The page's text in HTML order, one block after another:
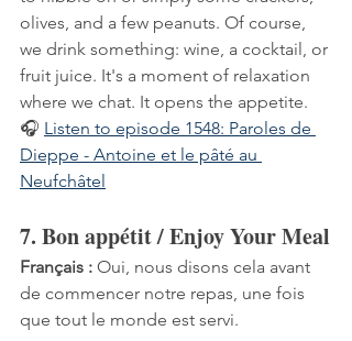
olives, and a few peanuts. Of course,
we drink something: wine, a cocktail, or
fruit juice. It's a moment of relaxation
where we chat. It opens the appetite.
🎧 Listen to episode 1548: Paroles de
Dieppe - Antoine et le pâté au
Neufchâtel
7. Bon appétit / Enjoy Your Meal
Français : Oui, nous disons cela avant
de commencer notre repas, une fois
que tout le monde est servi.